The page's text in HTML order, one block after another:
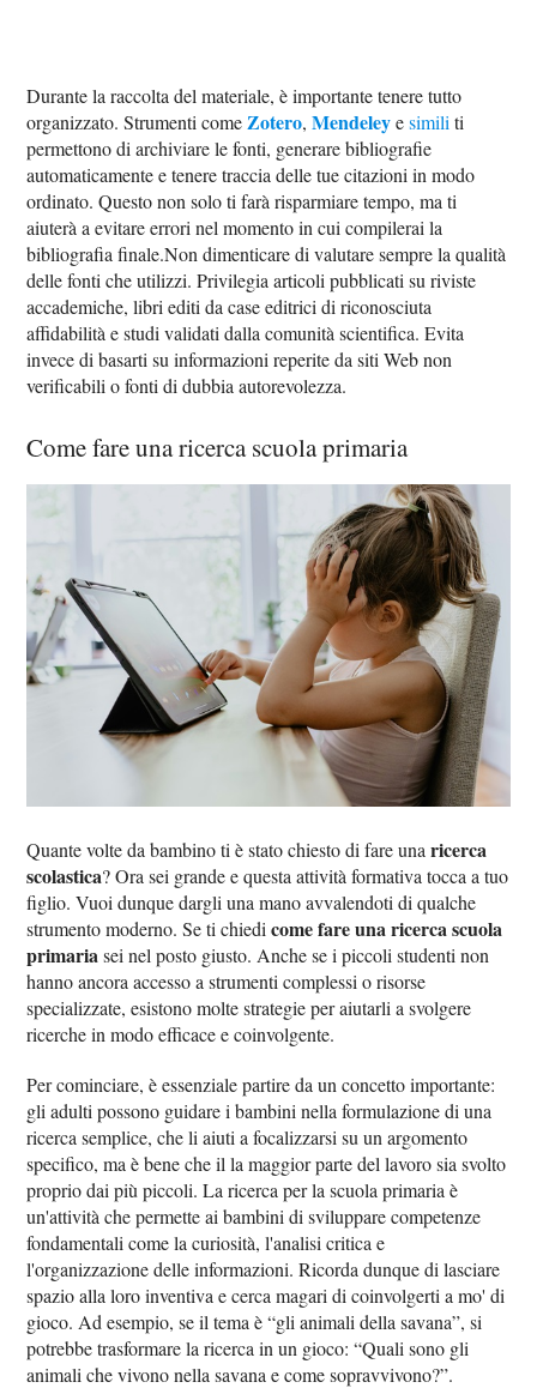
Durante la raccolta del materiale, è importante tenere tutto
organizzato. Strumenti comeZotero,Mendeleyesimiliti
permettono di archiviare le fonti, generare bibliografie
automaticamente e tenere traccia delle tue citazioni in modo
ordinato. Questo non solo ti farà risparmiare tempo, ma ti
aiuterà a evitare errori nel momento in cui compilerai la
bibliografia finale.Non dimenticare di valutare sempre la qualità
delle fonti che utilizzi. Privilegia articoli pubblicati su riviste
accademiche, libri editi da case editrici di riconosciuta
affidabilità e studi validati dalla comunità scientifica. Evita
invece di basarti su informazioni reperite da siti Web non
verificabili o fonti di dubbia autorevolezza.
Come fare una ricerca scuola primaria
Quante volte da bambino ti è stato chiesto di fare unaricerca
scolastica? Ora sei grande e questa attività formativa tocca a tuo
figlio. Vuoi dunque dargli una mano avvalendoti di qualche
strumento moderno. Se ti chiedicome fare una ricerca scuola
primariasei nel posto giusto. Anche se i piccoli studenti non
hanno ancora accesso a strumenti complessi o risorse
specializzate, esistono molte strategie per aiutarli a svolgere
ricerche in modo efficace e coinvolgente.
Per cominciare, è essenziale partire da un concetto importante:
gli adulti possono guidare i bambini nella formulazione di una
ricerca semplice, che li aiuti a focalizzarsi su un argomento
specifico, ma è bene che il la maggior parte del lavoro sia svolto
proprio dai più piccoli. La ricerca per la scuola primaria è
un'attività che permette ai bambini di sviluppare competenze
fondamentali come la curiosità, l'analisi critica e
l'organizzazione delle informazioni. Ricorda dunque di lasciare
spazio alla loro inventiva e cerca magari di coinvolgerti a mo' di
gioco. Ad esempio, se il tema è “gli animali della savana”, si
potrebbe trasformare la ricerca in un gioco: “Quali sono gli
animali che vivono nella savana e come sopravvivono?”.